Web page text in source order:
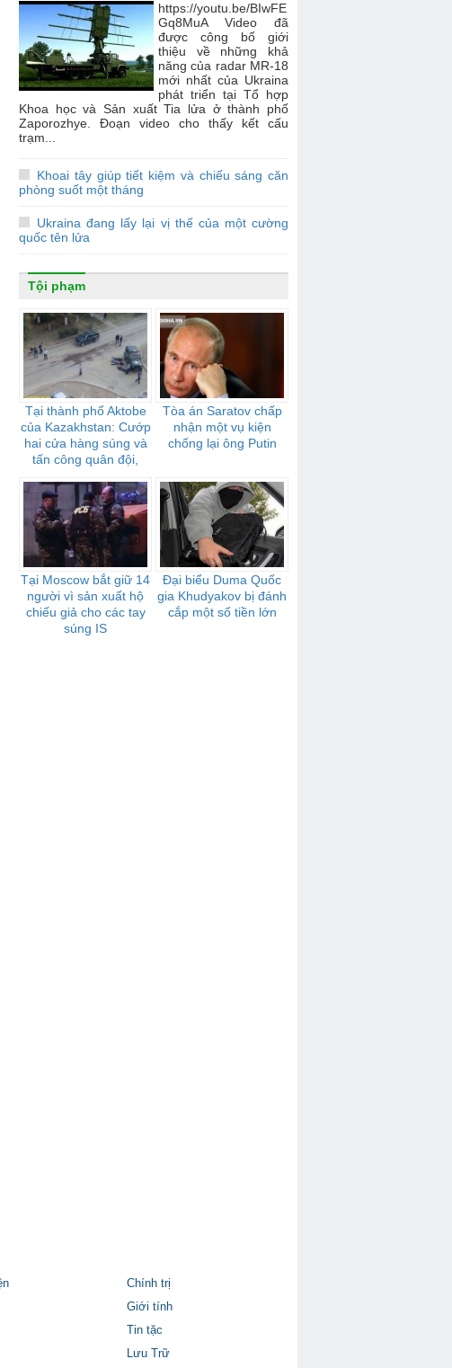
https://youtu.be/BIwFE
Gq8MuA Video đã
được công bố giới
thiệu về những khả
năng của radar MR-18
mới nhất của Ukraina
phát triển tại Tổ hợp
Khoa học và Sản xuất Tia lửa ở thành phố
Zaporozhye. Đoạn video cho thấy kết cấu
trạm...
Khoai tây giúp tiết kiệm và chiếu sáng căn
phòng suốt một tháng
Ukraina đang lấy lại vị thế của một cường
quốc tên lửa
Tội phạm
Tại thành phố Aktobe
của Kazakhstan: Cướp
hai cửa hàng súng và
tấn công quân đội,
Tòa án Saratov chấp
nhận một vụ kiện
chống lại ông Putin
Tại Moscow bắt giữ 14
người vì sản xuất hộ
chiếu giả cho các tay
súng IS
Đại biểu Duma Quốc
gia Khudyakov bị đánh
cắp một số tiền lớn
Chính trị
Giới tính
Tin tặc
Lưu Trữ